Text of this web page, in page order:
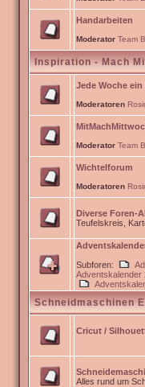
Handarbeiten
Moderator Team
Inspiration - Mach
Jede Woche ein
Moderatoren
Moderator Team
Wichtelforum
Moderatoren
Diverse Foren-
Teufelskreis,
Subforen:
Adventskalender
Schneidmaschinen
Cricut /
Alles rund um